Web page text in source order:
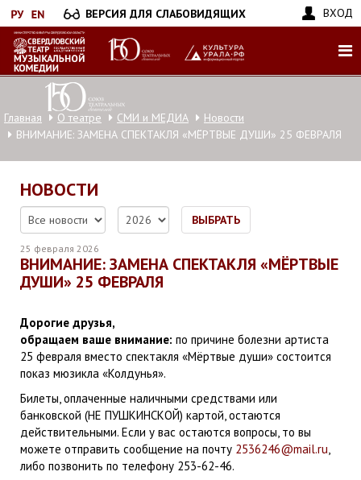
Перейти
к
основному
содержанию
ВЕРСИЯ ДЛЯ СЛАБОВИДЯЩИХ ВХОД
Главная О театре СМИ и МЕДИА
Новости
ВНИМАНИЕ: ЗАМЕНА СПЕКТАКЛЯ «МЁРТВЫЕ ДУШИ» 25 ФЕВРАЛЯ
НОВОСТИ
ВЫБРАТЬ
25 февраля 2026
ВНИМАНИЕ: ЗАМЕНА СПЕКТАКЛЯ «МЁРТВЫЕ
ДУШИ» 25 ФЕВРАЛЯ
Дорогие друзья,
обращаем ваше внимание: по причине болезни артиста
25 февраля вместо спектакля «Мёртвые души» состоится
показ мюзикла «Колдунья».
Билеты, оплаченные наличными средствами или
банковской (НЕ ПУШКИНСКОЙ) картой, остаются
действительными. Если у вас остаются вопросы, то вы
можете отправить сообщение на почту 2536246@mail.ru,
либо позвонить по телефону 253-62-46.